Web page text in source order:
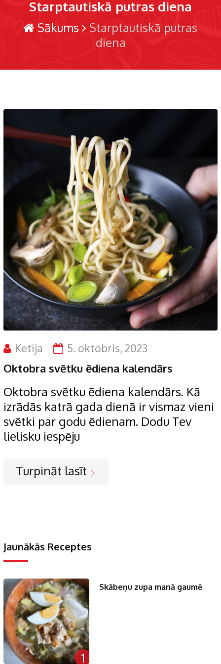
Starptautiskā putras diena
Sākums
Starptautiskā putras
diena
Ketija 5. oktobris, 2023
Oktobra svētku ēdiena kalendārs
Oktobra svētku ēdiena kalendārs. Kā
izrādās katrā gada dienā ir vismaz vieni
svētki par godu ēdienam. Dodu Tev
lielisku iespēju
Turpināt lasīt
Jaunākās Receptes
1
Skābeņu zupa manā gaumē